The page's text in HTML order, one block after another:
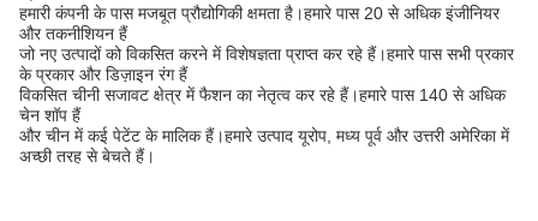
हमारी कंपनी के पास मजबूत प्रौद्योगिकी क्षमता है।हमारे पास 20 से अधिक इंजीनियर
और तकनीशियन हैं
जो नए उत्पादों को विकसित करने में विशेषज्ञता प्राप्त कर रहे हैं।हमारे पास सभी प्रकार
के प्रकार और डिज़ाइन रंग हैं
विकसित चीनी सजावट क्षेत्र में फैशन का नेतृत्व कर रहे हैं।हमारे पास 140 से अधिक
चेन शॉप हैं
और चीन में कई पेटेंट के मालिक हैं।हमारे उत्पाद यूरोप, मध्य पूर्व और उत्तरी अमेरिका में
अच्छी तरह से बेचते हैं।